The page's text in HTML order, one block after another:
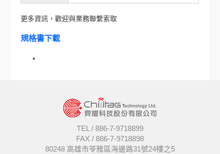
更多資訊，歡迎與業務聯繫索取
規格書下載
TEL / 886-7-9718899
FAX / 886-7-9718898
80248 高雄市苓雅區海邊路31號24樓之5